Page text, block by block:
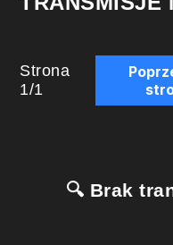
Strona
1/1
🔍 Brak